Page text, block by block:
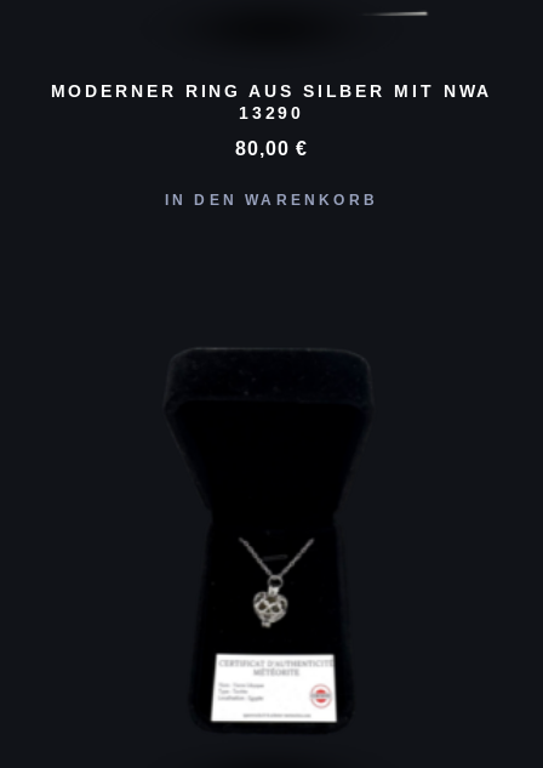
MODERNER RING AUS SILBER MIT NWA
13290
80,00 €
IN DEN WARENKORB